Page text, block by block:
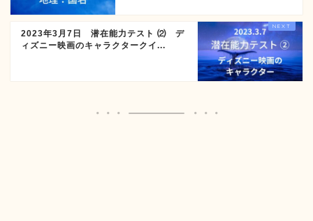
2023年3月7日 潜在能力テスト ⑵ デ
ィズニー映画のキャラクタークイ...